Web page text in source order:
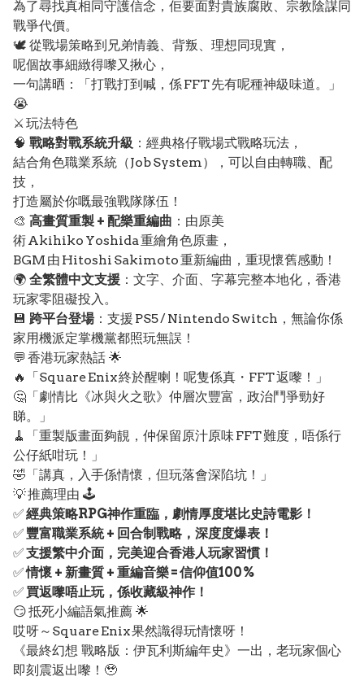
為了尋找真相同守護信念，佢要面對貴族腐敗、宗教陰謀同
戰爭代價。
🕊️ 從戰場策略到兄弟情義、背叛、理想同現實，
呢個故事細緻得嚟又揪心，
一句講晒：「打戰打到喊，係 FFT 先有呢種神級味道。」
😭
⚔️ 玩法特色
🧠 戰略對戰系統升級 ：經典格仔戰場式戰略玩法，
結合角色職業系統（Job System），可以自由轉職、配
技，
打造屬於你嘅最強戰隊隊伍！
🎨 高畫質重製 + 配樂重編曲 ：由原美
術 Akihiko Yoshida 重繪角色原畫，
BGM 由 Hitoshi Sakimoto 重新編曲，重現懷舊感動！
🌍 全繁體中文支援 ：文字、介面、字幕完整本地化，香港
玩家零阻礙投入。
💾 跨平台登場：支援 PS5 / Nintendo Switch，無論你係
家用機派定掌機黨都照玩無誤！
💬 香港玩家熱話 🌟
🔥「Square Enix 終於醒喇！呢隻係真・FFT 返嚟！」
🤔「劇情比《冰與火之歌》仲層次豐富，政治鬥爭勁好
睇。」
🧹「重製版畫面夠靚，仲保留原汁原味 FFT 難度，唔係行
公仔紙咁玩！」
🤣「講真，入手係情懷，但玩落會深陷坑！」
💡 推薦理由 🕹️
✅經典策略RPG神作重臨，劇情厚度堪比史詩電影！
✅ 豐富職業系統 + 回合制戰略，深度度爆表！
✅支援繁中介面，完美迎合香港人玩家習慣！
✅情懷 + 新畫質 + 重編音樂 = 信仰值100%
✅ 買返嚟唔止玩，係收藏級神作！
😏 抵死小編語氣推薦 🌟
哎呀～Square Enix 果然識得玩情懷呀！
《最終幻想 戰略版：伊瓦利斯編年史》一出，老玩家個心
即刻震返出嚟！🥹